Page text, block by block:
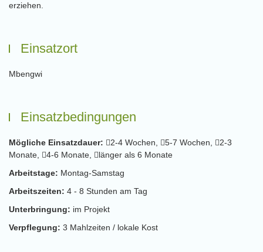
erziehen.
Einsatzort
Mbengwi
Einsatzbedingungen
Mögliche Einsatzdauer: 2-4 Wochen, 5-7 Wochen,
2-3
Monate,
4-6 Monate,
länger als 6 Monate
Arbeitstage: Montag-Samstag
Arbeitszeiten: 4 - 8 Stunden am Tag
Unterbringung: im Projekt
Verpflegung: 3 Mahlzeiten / lokale Kost